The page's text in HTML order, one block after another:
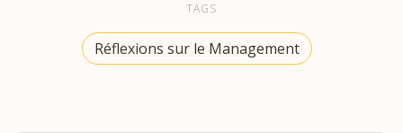
TAGS
Réflexions sur le Management